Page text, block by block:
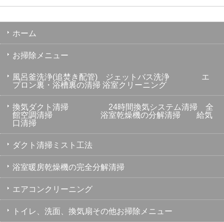
ホーム
お掃除メニュー
風呂釜洗浄(追焚き配管) ジェットバス洗浄 エ
プロン裏・浴槽裏の清掃 浴室クリーニング
換気ダクト清掃 24時間換気システム清掃 全
館空調清掃 浴室乾燥機の分解清掃 給気
口清掃
ダクト清掃ミスト工法
浴室暖房乾燥機の完全分解清掃
エアコンクリーニング
トイレ、洗面、換気扇その他お掃除メニュー